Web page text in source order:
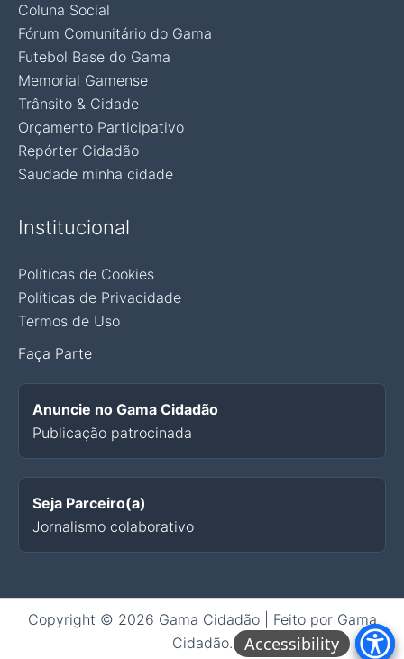
Coluna Social
Fórum Comunitário do Gama
Futebol Base do Gama
Memorial Gamense
Trânsito & Cidade
Orçamento Participativo
Repórter Cidadão
Saudade minha cidade
Institucional
Políticas de Cookies
Políticas de Privacidade
Termos de Uso
Faça Parte
Anuncie no Gama Cidadão
Publicação patrocinada
Seja Parceiro(a)
Jornalismo colaborativo
Copyright © 2026 Gama Cidadão | Feito por Gama
Cidadão.